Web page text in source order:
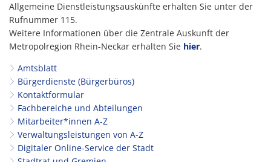
Allgemeine Dienstleistungsauskünfte erhalten Sie unter der
Rufnummer 115.
Weitere Informationen über die Zentrale Auskunft der
Metropolregion Rhein-Neckar erhalten Sie hier.
Amtsblatt
Bürgerdienste (Bürgerbüros)
Kontaktformular
Fachbereiche und Abteilungen
Mitarbeiter*innen A-Z
Verwaltungsleistungen von A-Z
Digitaler Online-Service der Stadt